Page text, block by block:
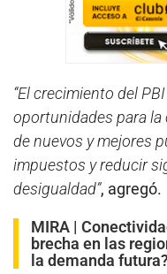
“El crecimiento del
oportunidades para la
de nuevos y mejores
impuestos y reducir
desigualdad”, agregó.
MIRA |
brecha en las
la demanda